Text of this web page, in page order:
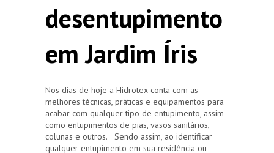
desentupimento
em Jardim Íris
Nos dias de hoje a Hidrotex conta com as
melhores técnicas, práticas e equipamentos para
acabar com qualquer tipo de entupimento, assim
como entupimentos de pias, vasos sanitários,
colunas e outros. Sendo assim, ao identificar
qualquer entupimento em sua residência ou